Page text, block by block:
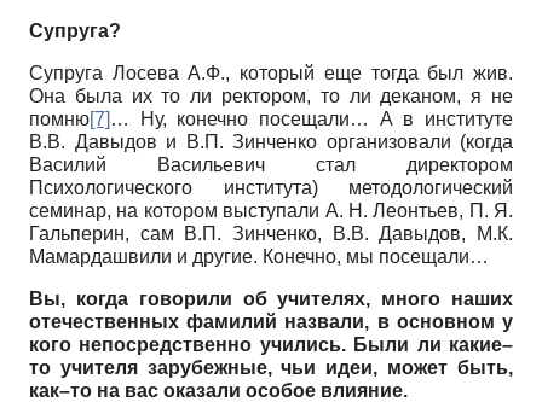
Супруга?
Супруга Лосева А.Ф., который еще тогда был жив.
Она была их то ли ректором, то ли деканом, я не
помню[7] … Ну, конечно посещали… А в институте
В.В. Давыдов и В.П. Зинченко организовали (когда
Василий Васильевич стал директором
Психологического института) методологический
семинар, на котором выступали А. Н. Леонтьев, П. Я.
Гальперин, сам В.П. Зинченко, В.В. Давыдов, М.К.
Мамардашвили и другие. Конечно, мы посещали…
Вы, когда говорили об учителях, много наших
отечественных фамилий назвали, в основном у
кого непосредственно учились. Были ли какие–
то учителя зарубежные, чьи идеи, может быть,
как–то на вас оказали особое влияние.